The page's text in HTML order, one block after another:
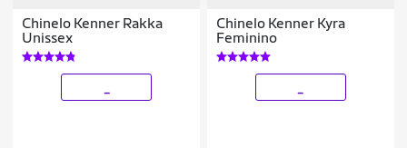
Chinelo Kenner Rakka
Unissex
Chinelo Kenner Kyra
Feminino